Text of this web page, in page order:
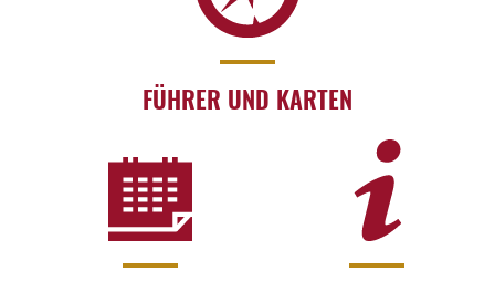
FÜHRER UND KARTEN